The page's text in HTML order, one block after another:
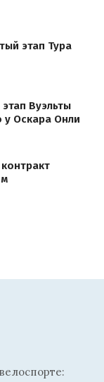
этап Тура
Вуэльты
у Оскара Онли